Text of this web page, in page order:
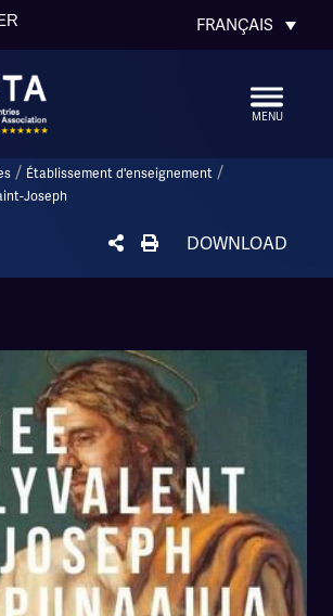
FRANÇAIS
MENU
/ Établissement d'enseignement /
Joseph
DOWNLOAD